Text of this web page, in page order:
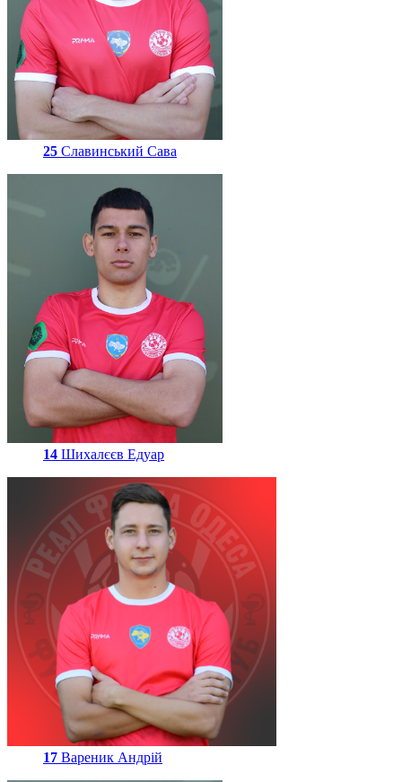
25 Славинський Сава
14 Шихалєєв Едуар
17 Вареник Андрій